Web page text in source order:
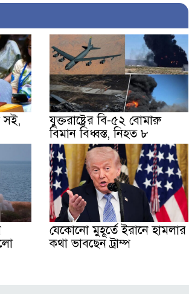
সই,
যুক্তরাষ্ট্রের বি-৫২ বোমারু
বিমান বিধ্বস্ত, নিহত ৮
যেকোনো মুহূর্তে ইরানে হামলার
কথা ভাবছেন ট্রাম্প